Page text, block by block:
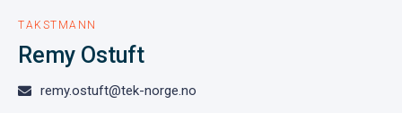
TAKSTMANN
Remy Ostuft
 remy.ostuft@tek-norge.no